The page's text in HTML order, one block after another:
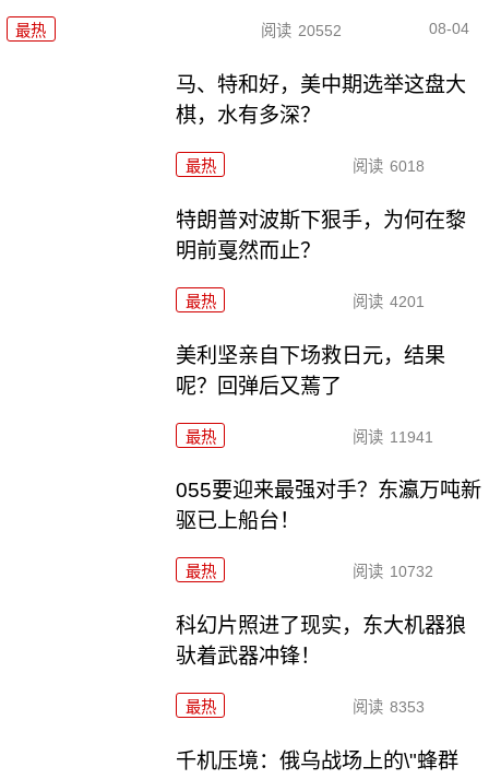
最热 阅读 20552 08-04
马、特和好，美中期选举这盘大
棋，水有多深？
最热 阅读 6018
特朗普对波斯下狠手，为何在黎
明前戛然而止？
最热 阅读 4201
美利坚亲自下场救日元，结果
呢？回弹后又蔫了
最热 阅读 11941
055要迎来最强对手？东瀛万吨新
驱已上船台！
最热 阅读 10732
科幻片照进了现实，东大机器狼
驮着武器冲锋！
最热 阅读 8353
千机压境：俄乌战场上的\"蜂群